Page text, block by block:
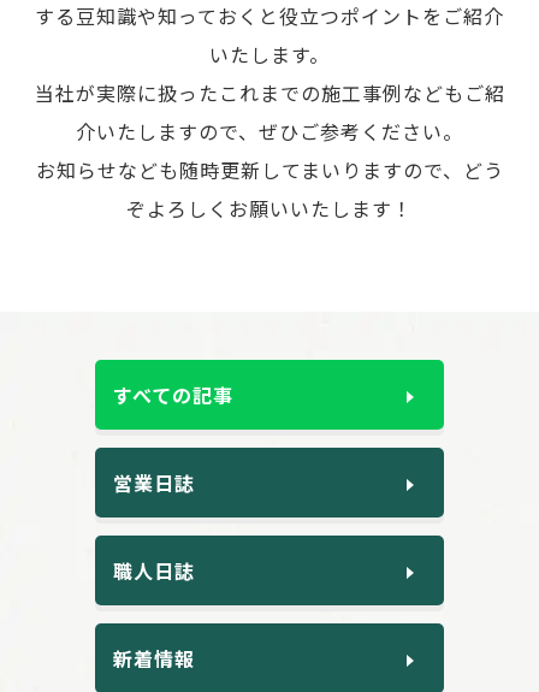
する豆知識や知っておくと役立つポイントをご紹介
いたします。
当社が実際に扱ったこれまでの施工事例などもご紹
介いたしますので、ぜひご参考ください。
お知らせなども随時更新してまいりますので、どう
ぞよろしくお願いいたします！
すべての記事
営業日誌
職人日誌
新着情報